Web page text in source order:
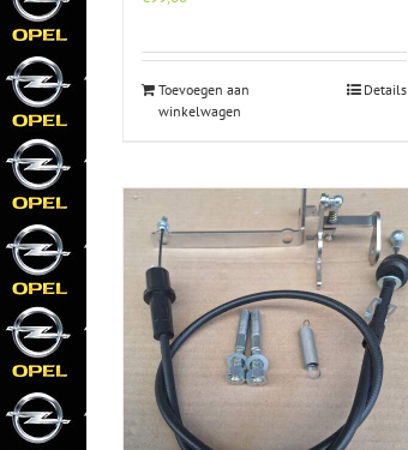
Toevoegen aan
winkelwagen
Details